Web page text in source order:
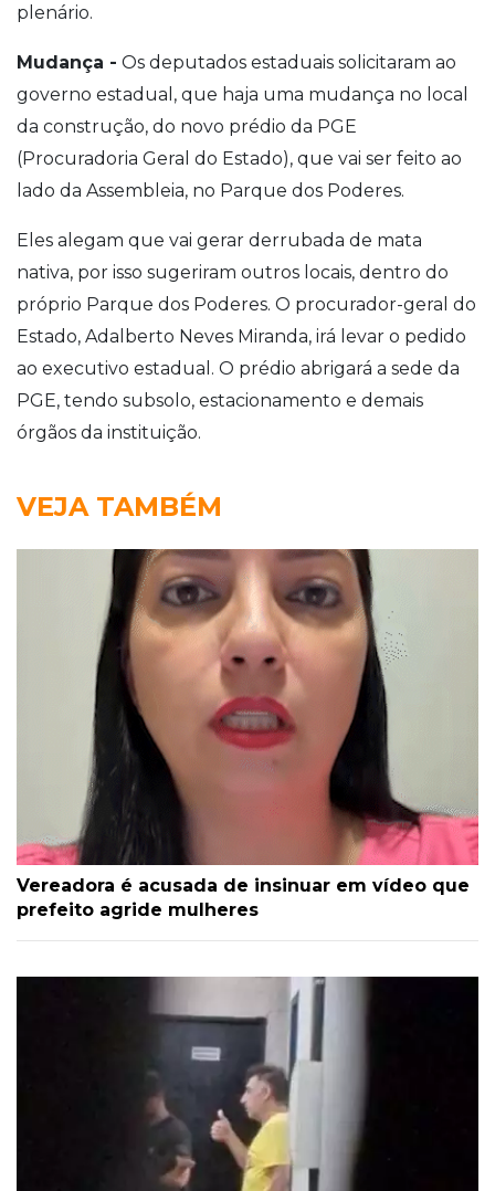
plenário.
Mudança - Os deputados estaduais solicitaram ao
governo estadual, que haja uma mudança no local
da construção, do novo prédio da PGE
(Procuradoria Geral do Estado), que vai ser feito ao
lado da Assembleia, no Parque dos Poderes.
Eles alegam que vai gerar derrubada de mata
nativa, por isso sugeriram outros locais, dentro do
próprio Parque dos Poderes. O procurador-geral do
Estado, Adalberto Neves Miranda, irá levar o pedido
ao executivo estadual. O prédio abrigará a sede da
PGE, tendo subsolo, estacionamento e demais
órgãos da instituição.
VEJA TAMBÉM
Vereadora é acusada de insinuar em vídeo que
prefeito agride mulheres